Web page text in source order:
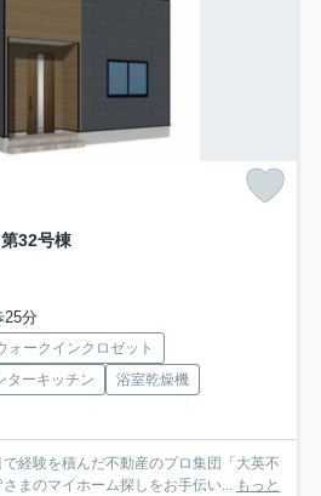
32号棟
25分
ォークインクロゼット
ターキッチン
浴室乾燥機
経験を積んだ不動産のプロ集団「大英不
まのマイホーム探しをお手伝い... もっと